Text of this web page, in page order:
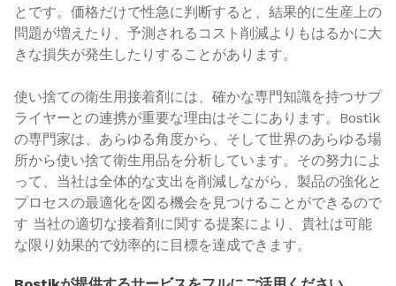
とです。価格だけで性急に判断すると、結果的に生産上の
問題が増えたり、予測されるコスト削減よりもはるかに大
きな損失が発生したりすることがあります。
使い捨ての衛生用接着剤には、確かな専門知識を持つサプ
ライヤーとの連携が重要な理由はそこにあります。Bostik
の専門家は、あらゆる角度から、そして世界のあらゆる場
所から使い捨て衛生用品を分析しています。その努力によ
って、当社は全体的な支出を削減しながら、製品の強化と
プロセスの最適化を図る機会を見つけることができるので
す 当社の適切な接着剤に関する提案により、貴社は可能
な限り効果的で効率的に目標を達成できます。